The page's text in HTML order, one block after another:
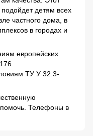
детям всех
частного дома, в
в городах и
европейских
ТУ У 32.3-
Телефоны в